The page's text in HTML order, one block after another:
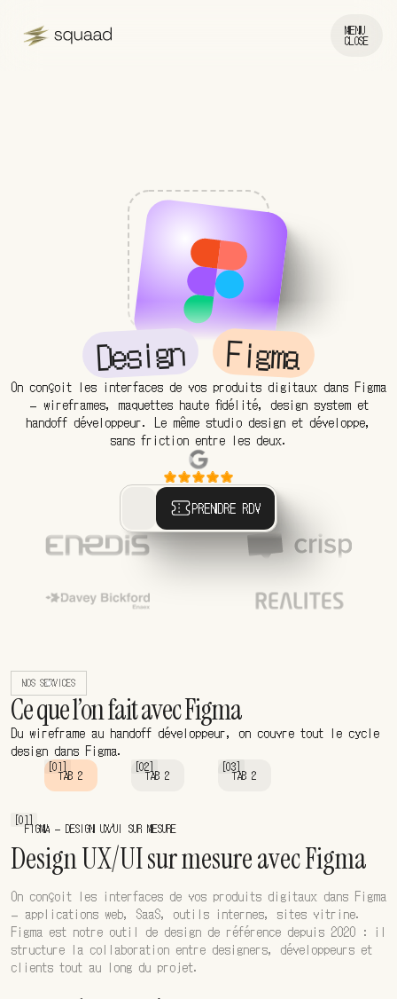
MENU
CLOSE
Design Figma
On conçoit les interfaces de vos produits digitaux dans Figma
— wireframes, maquettes haute fidélité, design system et
handoff développeur. Le même studio design et développe,
sans friction entre les deux.
PRENDRE RDV
NOS SERVICES
Ce que l’on fait avec Figma
Du wireframe au handoff développeur, on couvre tout le cycle
design dans Figma.
[01]
TAB 2
[02]
TAB 2
[03]
TAB 2
[01]
FIGMA — DESIGN UX/UI SUR MESURE
Design UX/UI sur mesure avec Figma
On conçoit les interfaces de vos produits digitaux dans Figma
— applications web, SaaS, outils internes, sites vitrine.
Figma est notre outil de design de référence depuis 2020 : il
structure la collaboration entre designers, développeurs et
clients tout au long du projet.